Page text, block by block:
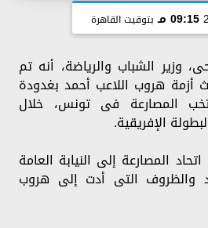
09:15 مـ بتوقيت القاهرة
وزير الشباب والرياضة، أنه تم
أزمة هروب اللاعب أحمد بغدودة
المصارعة فى تونس، خلال
الإفريقية.
المصارعة إلى النيابة العامة
والظروف التى أدت إلى هروب